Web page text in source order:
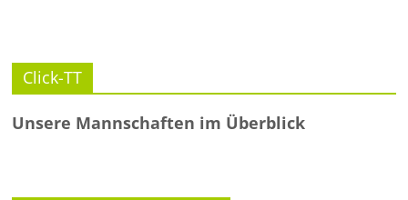
Click-TT
Unsere Mannschaften im Überblick